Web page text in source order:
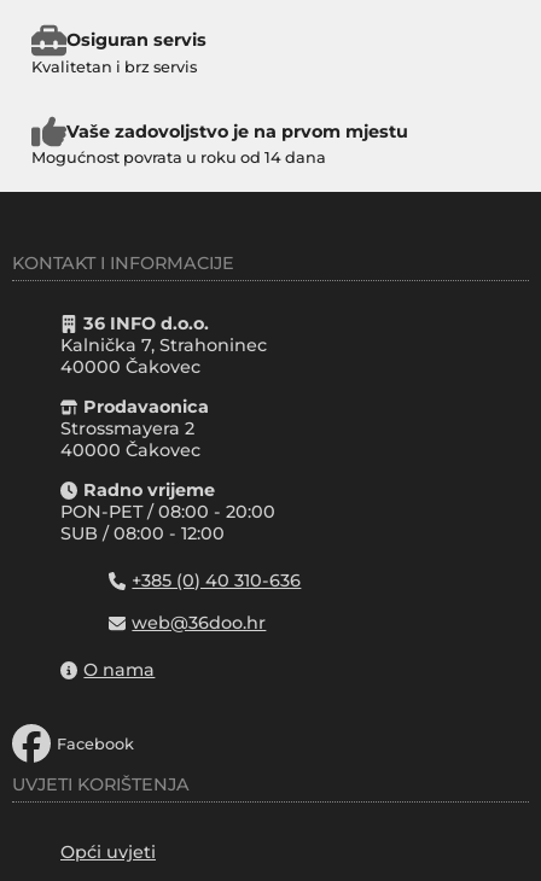
Osiguran servis
Kvalitetan i brz servis
Vaše zadovoljstvo je na prvom mjestu
Mogućnost povrata u roku od 14 dana
KONTAKT I INFORMACIJE
36 INFO d.o.o.
Kalnička 7, Strahoninec
40000 Čakovec
Prodavaonica
Strossmayera 2
40000 Čakovec
Radno vrijeme
PON-PET / 08:00 - 20:00
SUB / 08:00 - 12:00
+385 (0) 40 310-636
web@36doo.hr
O nama
Facebook
UVJETI KORIŠTENJA
Opći uvjeti